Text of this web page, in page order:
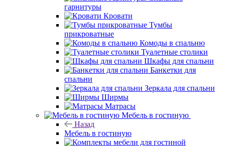
гарнитуры
Кровати
Тумбы
прикроватные
Комоды в спальню
Туалетные столики
Шкафы для спальни
Банкетки для
спальни
Зеркала для спальни
Ширмы
Матрасы
Мебель в гостиную
Назад
Мебель в гостиную